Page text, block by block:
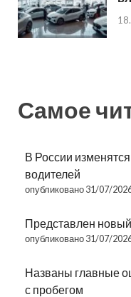
Самое
В России
водителей
опубликовано 31/07/
Представлен
опубликовано 31/07/
Названы главные
с пробегом